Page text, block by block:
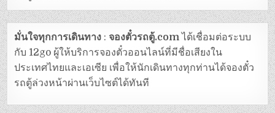
มั่นใจทุกการเดินทาง :จองตั๋วรถตู้.comได้เชื่อมต่อระบบ
กับ 12go ผู้ให้บริการจองตั๋วออนไลน์ที่มีชื่อเสียงใน
ประเทศไทยและเอเซีย เพื่อให้นักเดินทางทุกท่านได้จองตั๋ว
รถตู้ล่วงหน้าผ่านเว็บไซต์ได้ทันที